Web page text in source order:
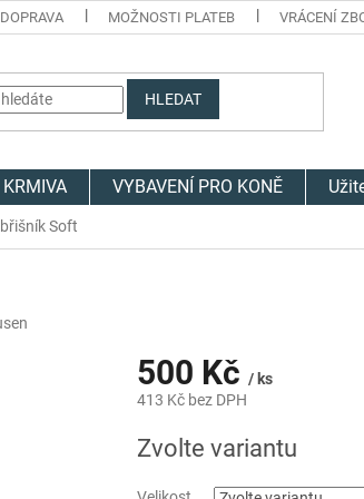
DOPRAVA MOŽNOSTI PLATEB VRÁCENÍ
HLEDAT
KRMIVA VYBAVENÍ PRO KONĚ
Soft
500 Kč / ks
413 Kč bez DPH
cena:
Zvolte variantu